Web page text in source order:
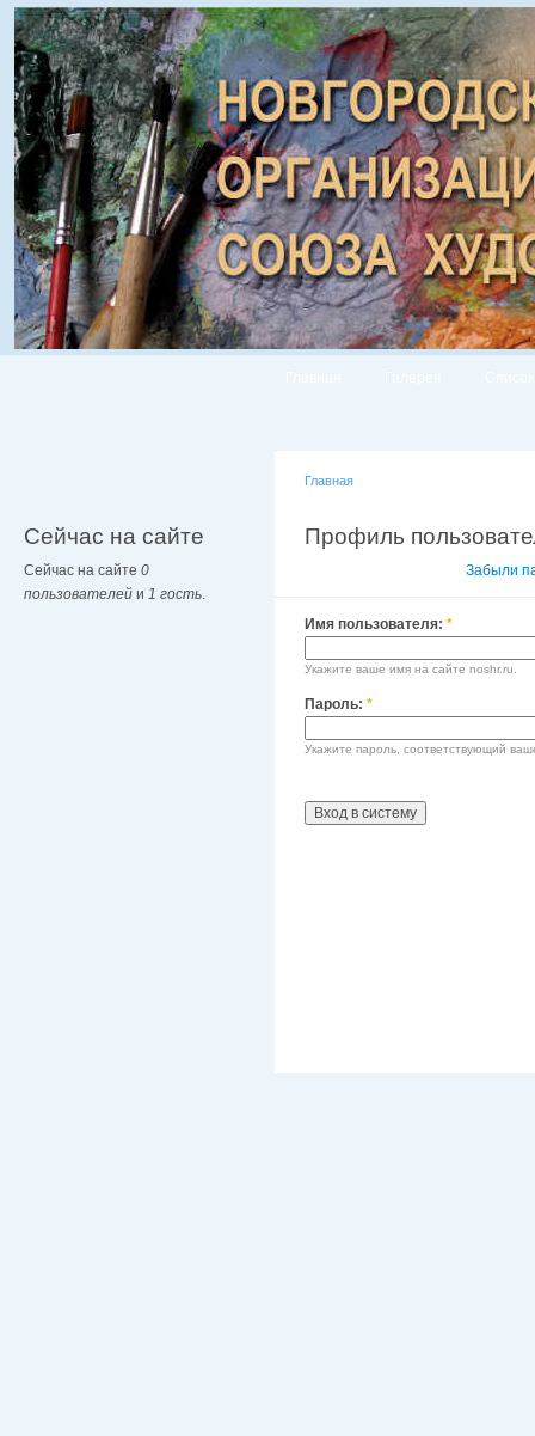
Сейчас на сайте
Сейчас на сайте 0
пользователей и 1 гость.
Главная
Профиль
Забыли
Имя пользователя: *
Укажите ваше имя на сайте noshr.ru.
Пароль: *
Укажите пароль, соответствующий